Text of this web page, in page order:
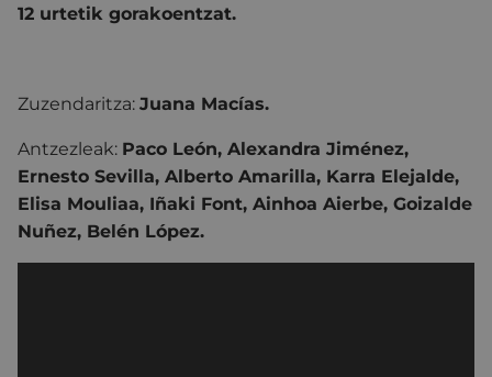
12 urtetik gorakoentzat.
Zuzendaritza: Juana Macías.
Antzezleak: Paco León, Alexandra Jiménez,
Ernesto Sevilla, Alberto Amarilla, Karra Elejalde,
Elisa Mouliaa, Iñaki Font, Ainhoa Aierbe, Goizalde
Nuñez, Belén López.